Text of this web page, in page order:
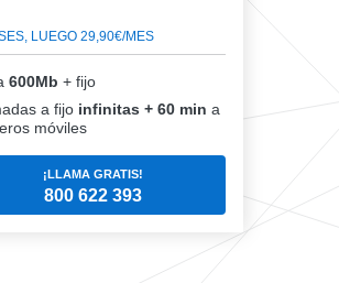
LUEGO 29,90€/MES
600Mb + fijo
a fijo infinitas + 60 min a
móviles
¡LLAMA GRATIS!
800 622 393